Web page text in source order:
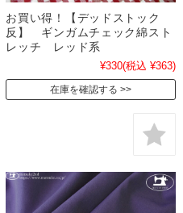
お買い得！【デッドストック
反】 ギンガムチェック綿スト
レッチ レッド系
¥330(税込 ¥363)
在庫を確認する